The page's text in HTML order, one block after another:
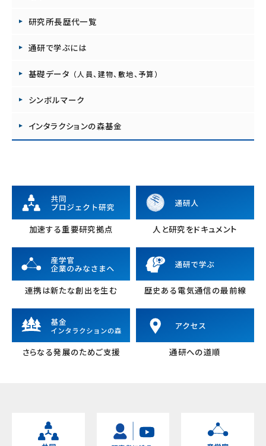
研究所長歴代一覧
通研で学ぶには
基礎データ （人員、建物、敷地、予算）
シンボルマーク
インタラクションの森基金
加速する重要研究拠点 人と研究をドキュメント
連携は新たな創出を生む 歴史ある電気通信の最前線
さらなる発展のためご支援 通研への道順